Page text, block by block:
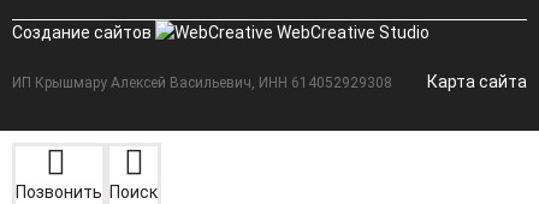
Создание сайтов WebCreative Studio
ИП Крышмару Алексей Васильевич, ИНН 614052929308 Карта сайта
Позвонить Поиск